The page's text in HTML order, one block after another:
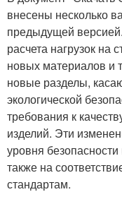
внесены несколько
предыдущей
расчета нагрузок на
новых материалов и
новые разделы,
экологической
требования к
изделий. Эти
уровня
также на
стандартам.